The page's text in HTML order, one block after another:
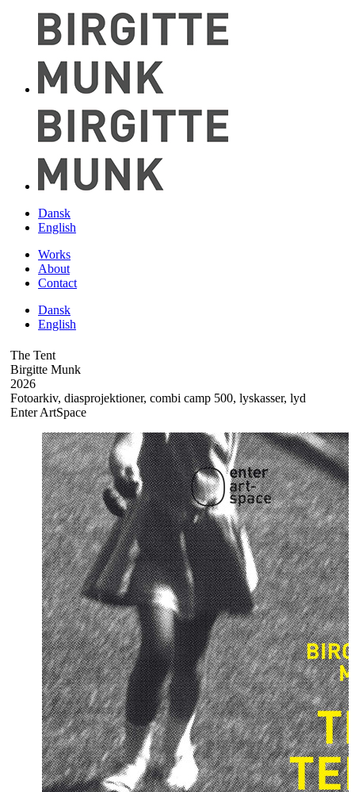
Dansk
English
Works
About
Contact
Dansk
English
The Tent
Birgitte Munk
2026
Fotoarkiv, diasprojektioner, combi camp 500, lyskasser, lyd
Enter ArtSpace